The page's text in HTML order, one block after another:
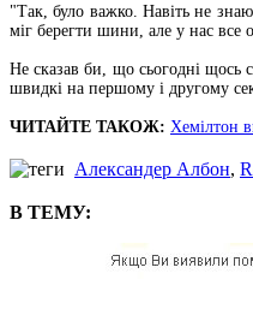
"Так, було важко. Навіть не
міг берегти шини, але у нас все
Не сказав би, що сьогодні щось
швидкі на першому і другому
ЧИТАЙТЕ ТАКОЖ: Хемілтон
Александер Албон,
В ТЕМУ: